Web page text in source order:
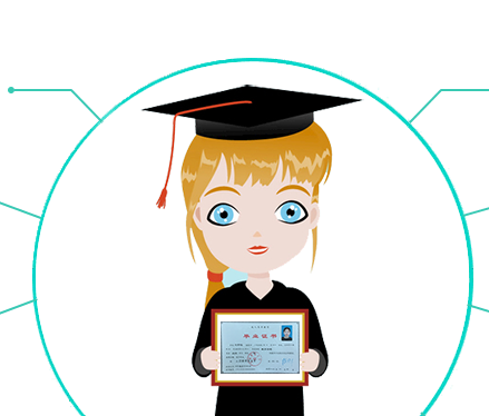
为11月18日—20日，其它时间一律不予办理。另外，今年下半年办理毕业手
迟半年办理（仍需考生本人提出申请）。
河南省招生办公室网站报名报考。请各位考生在网报前准备网上付费的银行
名，网上付费，于3月8日—10日到所选择的报名站采集图像信息，否则即视为放